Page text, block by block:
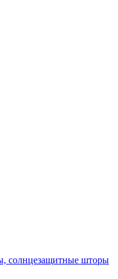
солнцезащитные шторы